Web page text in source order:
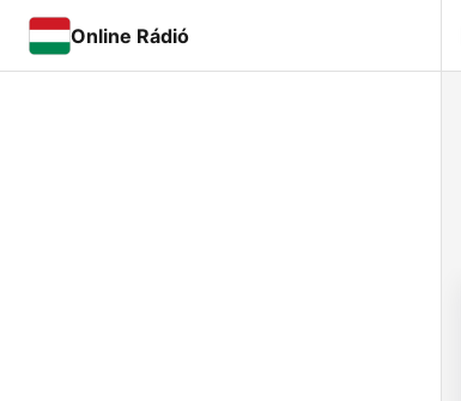
Online Rádió